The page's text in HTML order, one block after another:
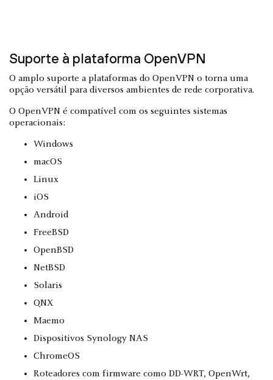
Suporte à plataforma OpenVPN
O amplo suporte a plataformas do OpenVPN o torna uma
opção versátil para diversos ambientes de rede corporativa.
O OpenVPN é compatível com os seguintes sistemas
operacionais:
Windows
macOS
Linux
iOS
Android
FreeBSD
OpenBSD
NetBSD
Solaris
QNX
Maemo
Dispositivos Synology NAS
ChromeOS
Roteadores com firmware como DD-WRT, OpenWrt,